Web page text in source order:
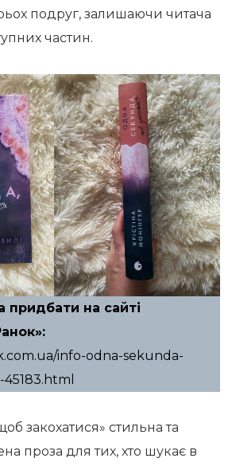
подруг, залишаючи читача
частин.
на сайті
info-odna-sekunda-
закохатися» стильна та
проза для тих, хто шукає в